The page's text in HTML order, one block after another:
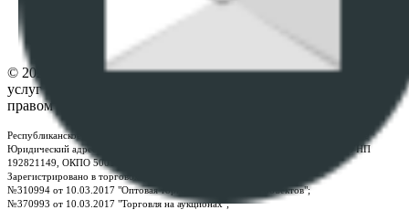
Настройки cookie-файлов
© 2026 Республиканское унитарное предприятие по оказанию
услуг "БелЮрОбеспечение" - Все права защищены авторским
правом
Республиканское унитарное предприятие по оказанию услуг "БелЮрОбеспечение"
Юридический адрес: г. Минск, пр-т. Дзержинского, 1Б, e-mail:
, УНП
192821149, ОКПО 500111895000
Зарегистрировано в торговом реестре Республики Беларусь:
№310994 от 10.03.2017 "Оптовая торговля без торговых объектов";
№370993 от 10.03.2017 "Торговля на аукционах";